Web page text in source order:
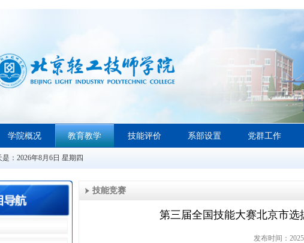
学院概况 教育教学 技能评价 系部设置 党群工作
： 2026年8月6日 星期四
技能竞赛
第三届全国技能大赛北京市
发布时间：